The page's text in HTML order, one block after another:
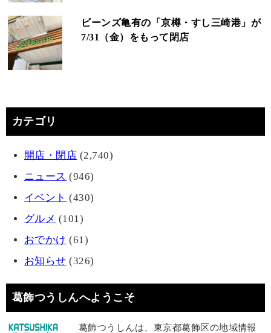
ビーンズ亀有の「京樽・すし三崎港」が
7/31（金）をもって閉店
カテゴリ
開店・閉店 (2,740)
ニュース (946)
イベント (430)
グルメ (101)
おでかけ (61)
お知らせ (326)
葛飾つうしんへようこそ
葛飾つうしんは、東京都葛飾区の地域情報